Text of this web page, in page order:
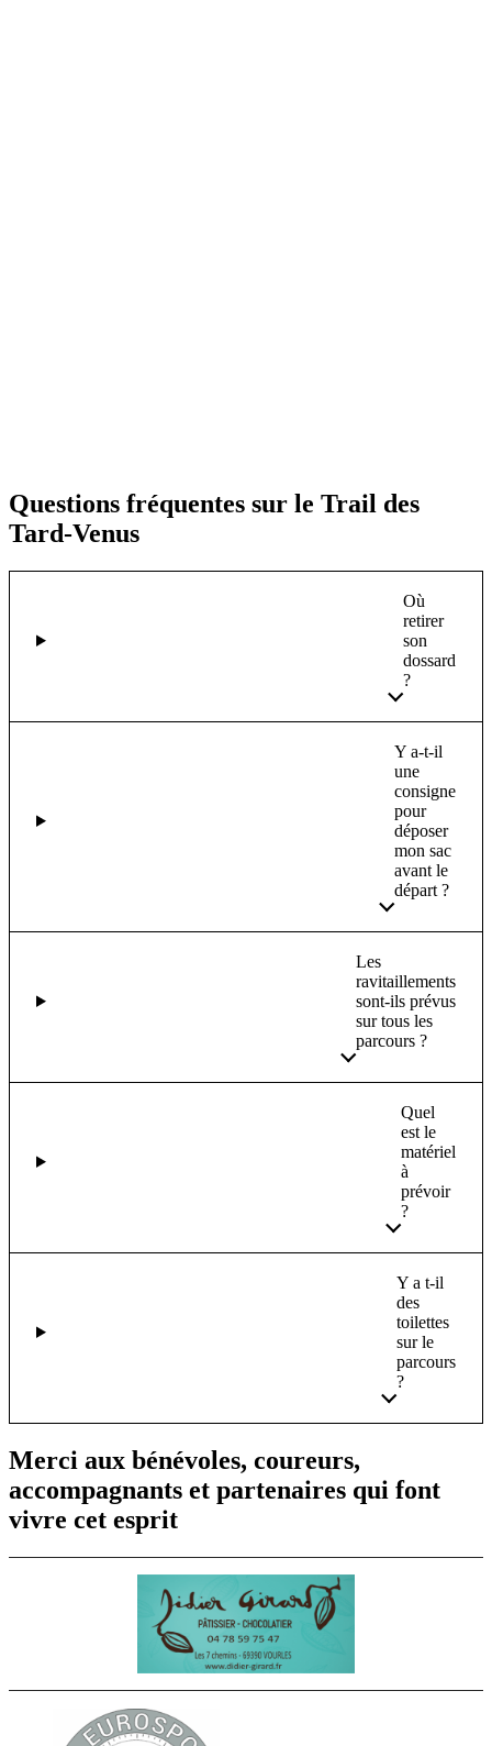
Questions fréquentes sur le Trail des
Tard-Venus
Où
retirer
son
dossard
?
Y a-t-il
une
consigne
pour
déposer
mon sac
avant le
départ ?
Les
ravitaillements
sont-ils prévus
sur tous les
parcours ?
Quel
est le
matériel
à
prévoir
?
Y a t-il
des
toilettes
sur le
parcours
?
Merci aux bénévoles, coureurs,
accompagnants et partenaires qui font
vivre cet esprit